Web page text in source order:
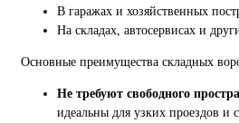
В гаражах и хозяйственных
На складах, автосервисах и
Основные преимущества складных
Не требуют свободного
идеальны для узких проездов и